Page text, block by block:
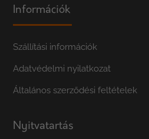
Információk
Szállítási információk
Adatvédelmi nyilatkozat
Általános szerződési feltételek
Nyitvatartás